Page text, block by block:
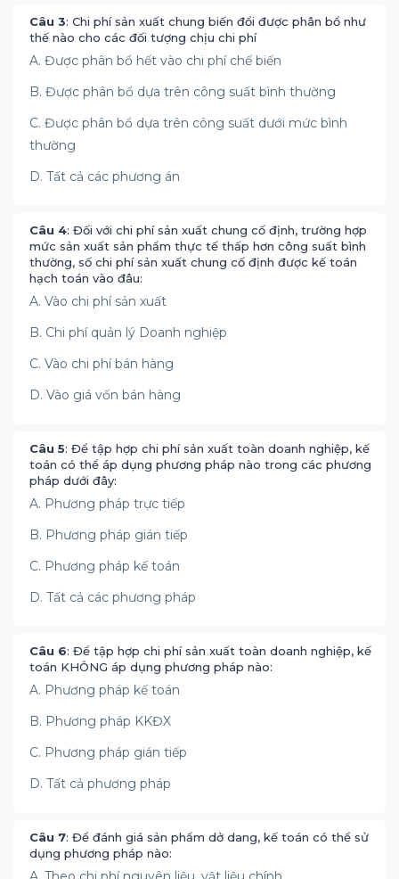
Câu 3: Chi phí sản xuất chung biến đổi được phân bổ như
thế nào cho các đối tượng chịu chi phí
A. Được phân bổ hết vào chi phí chế biến
B. Được phân bổ dựa trên công suất bình thường
C. Được phân bổ dựa trên công suất dưới mức bình
thường
D. Tất cả các phương án
Câu 4: Đối với chi phí sản xuất chung cố định, trường hợp
mức sản xuất sản phẩm thực tế thấp hơn công suất bình
thường, số chi phí sản xuất chung cố định được kế toán
hạch toán vào đâu:
A. Vào chi phí sản xuất
B. Chi phí quản lý Doanh nghiệp
C. Vào chi phí bán hàng
D. Vào giá vốn bán hàng
Câu 5: Để tập hợp chi phí sản xuất toàn doanh nghiệp, kế
toán có thể áp dụng phương pháp nào trong các phương
pháp dưới đây:
A. Phương pháp trực tiếp
B. Phương pháp gián tiếp
C. Phương pháp kế toán
D. Tất cả các phương pháp
Câu 6: Để tập hợp chi phí sản xuất toàn doanh nghiệp, kế
toán KHÔNG áp dụng phương pháp nào:
A. Phương pháp kế toán
B. Phương pháp KKĐX
C. Phương pháp gián tiếp
D. Tất cả phương pháp
Câu 7: Để đánh giá sản phẩm dở dang, kế toán có thể sử
dụng phương pháp nào: